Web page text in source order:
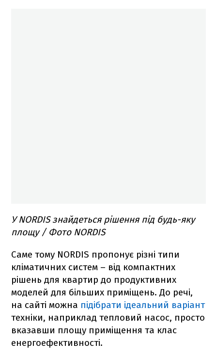
У NORDIS знайдеться рішення під будь-яку
площу / Фото NORDIS
Саме тому NORDIS пропонує різні типи
кліматичних систем – від компактних
рішень для квартир до продуктивних
моделей для більших приміщень. До речі,
на сайті можна підібрати ідеальний варіант
техніки, наприклад тепловий насос, просто
вказавши площу приміщення та клас
енергоефективності.